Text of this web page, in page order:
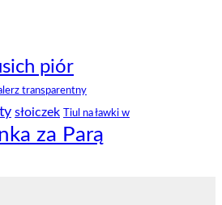
piór
transparentny
słoiczek Tiul na ławki w
za Parą